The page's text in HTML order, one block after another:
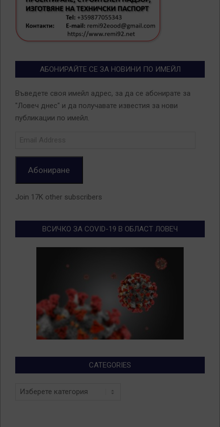
АБОНИРАЙТЕ СЕ ЗА НОВИНИ ПО ИМЕЙЛ
Въведете своя имейл адрес, за да се абонирате за
"Ловеч днес" и да получавате известия за нови
публикации по имейл.
Абониране
Join 17K other subscribers
ВСИЧКО ЗА COVID-19 В ОБЛАСТ ЛОВЕЧ
CATEGORIES
Categories